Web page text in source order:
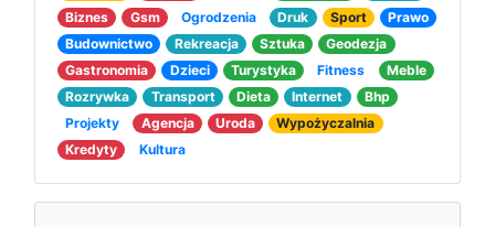
Biznes
Gsm Ogrodzenia Druk Sport
Prawo
Budownictwo
Rekreacja Sztuka
Geodezja
Gastronomia
Dzieci Turystyka Fitness
Meble
Rozrywka
Transport Dieta Internet
Bhp
Projekty
Agencja Uroda
Wypożyczalnia
Kredyty
Kultura